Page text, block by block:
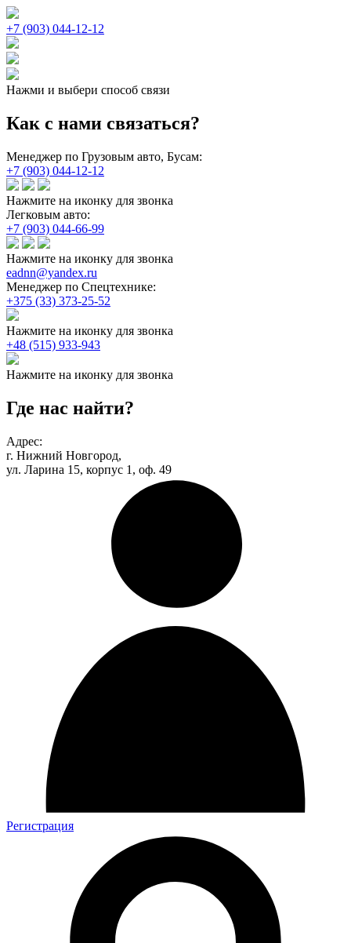
+7 (903) 044-12-12
Нажми и выбери способ связи
Как с нами связаться?
Менеджер по Грузовым авто, Бусам:
+7 (903) 044-12-12
Нажмите на иконку для звонка
Легковым авто:
+7 (903) 044-66-99
Нажмите на иконку для звонка
eadnn@yandex.ru
Менеджер по Спецтехнике:
+375 (33) 373-25-52
Нажмите на иконку для звонка
+48 (515) 933-943
Нажмите на иконку для звонка
Где нас найти?
Адрес:
г. Нижний Новгород,
ул. Ларина 15, корпус 1, оф. 49
Регистрация